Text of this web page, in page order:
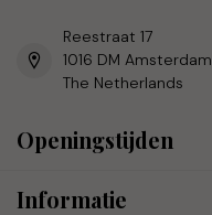
Reestraat 17
1016 DM Amsterdam
The Netherlands
Openingstijden
Informatie